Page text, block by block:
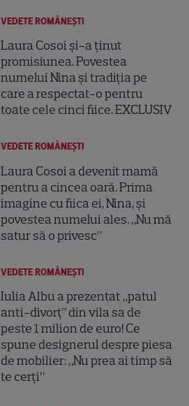
VEDETE ROMÂNEŞTI
Laura Cosoi și-a ținut
promisiunea. Povestea
numelui Nina și tradiția pe
care a respectat-o pentru
toate cele cinci fiice. EXCLUSIV
VEDETE ROMÂNEŞTI
Laura Cosoi a devenit mamă
pentru a cincea oară. Prima
imagine cu fiica ei, Nina, și
povestea numelui ales. „Nu mă
satur să o privesc”
VEDETE ROMÂNEŞTI
Iulia Albu a prezentat „patul
anti-divorț” din vila sa de
peste 1 milion de euro! Ce
spune designerul despre piesa
de mobilier: „Nu prea ai timp să
te cerți”